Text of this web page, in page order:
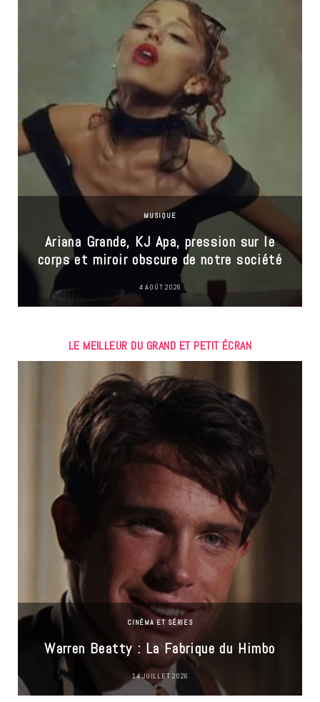
MUSIQUE
Ariana Grande, KJ Apa, pression sur le
corps et miroir obscure de notre société
4 AOÛT 2026
LE MEILLEUR DU GRAND ET PETIT ÉCRAN
CINÉMA ET SÉRIES
Warren Beatty : La Fabrique du Himbo
14 JUILLET 2026